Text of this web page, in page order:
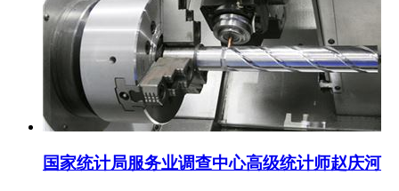
国家统计局服务业调查中心高级统计师赵庆河